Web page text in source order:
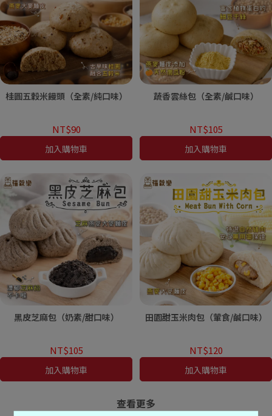
桂圓五穀米饅頭（全素/純口味）
NT$90
加入購物車
蔬香雲絲包（全素/鹹口味）
NT$105
加入購物車
黑皮芝麻包（奶素/甜口味）
NT$105
加入購物車
田園甜玉米肉包（葷食/鹹口味）
NT$120
加入購物車
查看更多